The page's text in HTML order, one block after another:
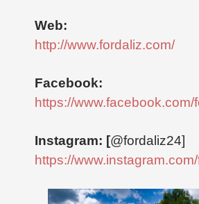
Web:
http://www.fordaliz.com/
Facebook:
https://www.facebook.com/
Instagram: [@fordaliz24]
https://